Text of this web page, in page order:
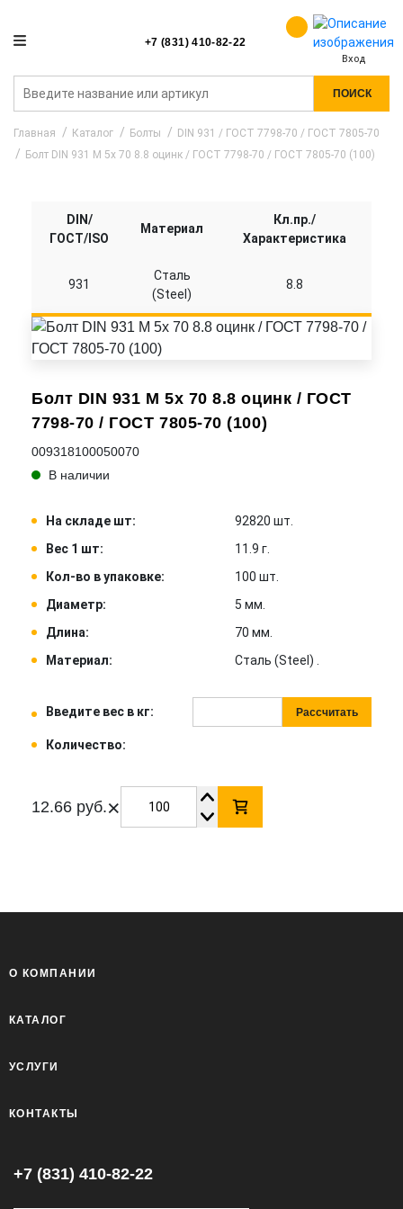
+7 (831) 410-82-22
Вход
ПОИСК
Главная Каталог Болты
DIN 931 / ГОСТ 7798-70 / ГОСТ 7805-70
Болт DIN 931 M 5x 70 8.8 оцинк / ГОСТ 7798-70 / ГОСТ 7805-70 (100)
Болт DIN 931 M 5x 70 8.8 оцинк / ГОСТ
7798-70 / ГОСТ 7805-70 (100)
009318100050070
В наличии
На складе шт:
92820 шт.
Вес 1 шт:
11.9 г.
Кол-во в упаковке:
100 шт.
Диаметр:
5 мм.
Длина:
70 мм.
Материал:
Сталь (Steel) .
Введите вес в кг: Рассчитать
Количество:
12.66 руб.×
DIN/
ГОСТ/ISO
Материал
Кл.пр./
Характеристика
931
Сталь
(Steel)
8.8
О КОМПАНИИ
КАТАЛОГ
УСЛУГИ
КОНТАКТЫ
+7 (831) 410-82-22